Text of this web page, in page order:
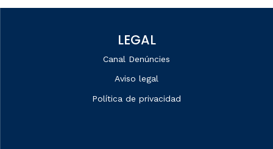
LEGAL
Canal Denúncies
Aviso legal
Política de privacidad